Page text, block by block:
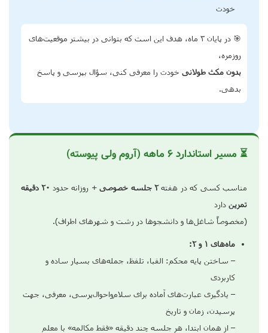
خودت
🎯 در پایان ۳ ماه، هدف این است که بتوانی در بیشتر موقعیت‌های
روزمره،
بدون مکث طولانی خودت را معرفی کنی، سؤال بپرسی و پاسخ
بدهی.
⏳ مسیر استاندارد ۶ ماهه (آروم ولی پیوسته)
مناسب کسی که در هفته۲ جلسه خصوصی + روزانه حدود
۲۰ دقیقه
تمرین دارد
(مخصوصاً شاغل‌ها و دانشجوها در رشت و شهرهای اطراف).
ماه‌های ۱ و ۲:
– ساختن پایه محکم: الفبا، تلفظ، جمله‌های بسیار ساده و
کاربردی
– یادگیری عبارت‌های آماده برای سلام‌واحوال‌پرسی، معرفی، جهت
پرسیدن، زمان و تاریخ
– از همان ابتدا، هر جلسه چند دقیقه «فقط مکالمه» با معلم